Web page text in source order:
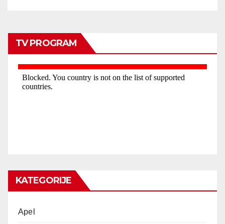
TV PROGRAM
KATEGORIJE
Apel